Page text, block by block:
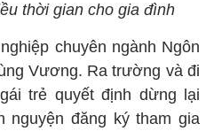
thời gian cho gia đình
chuyên ngành Ngôn
Vương. Ra trường và đi
trẻ quyết định dừng lại
nguyện đăng ký tham gia